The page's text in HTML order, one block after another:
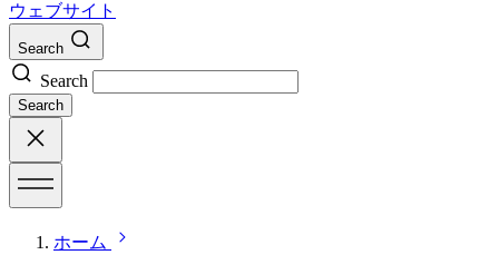
ウェブサイト
Search
Search
Search
ホーム